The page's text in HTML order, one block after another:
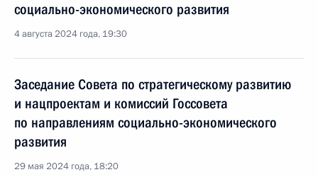
социально-экономического развития
4 августа 2024 года, 19:30
Заседание Совета по стратегическому развитию
и нацпроектам и комиссий Госсовета
по направлениям социально-экономического
развития
29 мая 2024 года, 18:20